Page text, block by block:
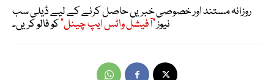
روزانہ مستند اور خصوصی خبریں حاصل کرنے کے لیے ڈیلی سب
نیوز"آفیشل واٹس ایپ چینل"کو فالو کریں۔